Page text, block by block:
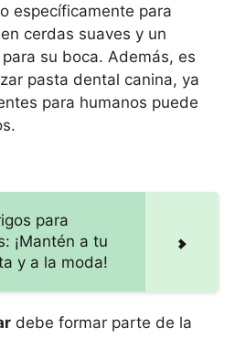
específicamente para
cerdas suaves y un
su boca. Además, es
pasta dental canina, ya
para humanos puede
para
¡Mantén a tu
y a la moda!
debe formar parte de la